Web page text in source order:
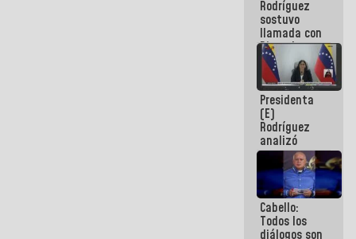
Rodríguez
sostuvo
llamada con
Dinorah
Figuera y
acuerdan
primer
encuentro
presencial
para el
diálogo
Presidenta
(E)
Rodríguez
analizó
junto a
gobernadores
planes de
recuperación
del Sistema
Eléctrico
Cabello:
Todos los
diálogos son